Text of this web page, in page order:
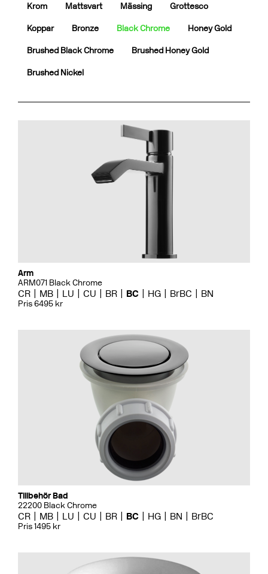
Krom Mattsvart Mässing Grottesco
Koppar Bronze Black Chrome Honey Gold
Brushed Black Chrome Brushed Honey Gold
Brushed Nickel
Arm
ARM071 Black Chrome
CR MB LU CU BR BC HG BrBC BN
Pris 6495 kr
Tillbehör Bad
22200 Black Chrome
CR MB LU CU BR BC HG BN BrBC
Pris 1495 kr